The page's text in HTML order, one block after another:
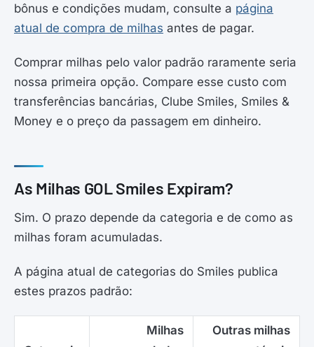
bônus e condições mudam, consulte a página
atual de compra de milhas antes de pagar.
Comprar milhas pelo valor padrão raramente seria
nossa primeira opção. Compare esse custo com
transferências bancárias, Clube Smiles, Smiles &
Money e o preço da passagem em dinheiro.
As Milhas GOL Smiles Expiram?
Sim. O prazo depende da categoria e de como as
milhas foram acumuladas.
A página atual de categorias do Smiles publica
estes prazos padrão:
Milhas
Outras milhas